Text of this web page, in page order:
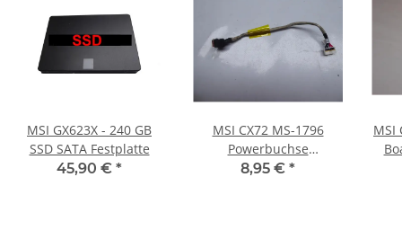
MSI GX623X - 240 GB
SSD SATA Festplatte
45,90 € *
MSI CX72 MS-1796
Powerbuchse
Strombuchse K1G-
8,95 € *
MSI